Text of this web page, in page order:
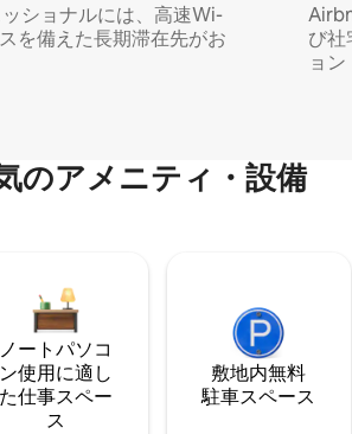
ショナルには、高速Wi-
を備えた長期滞在先がお
び社
ョ
のアメニティ・設備
ノートパソコ
ン使用に適し
た仕事スペー
ス
敷地内無料
駐⁠車ス⁠ペ⁠ー⁠ス